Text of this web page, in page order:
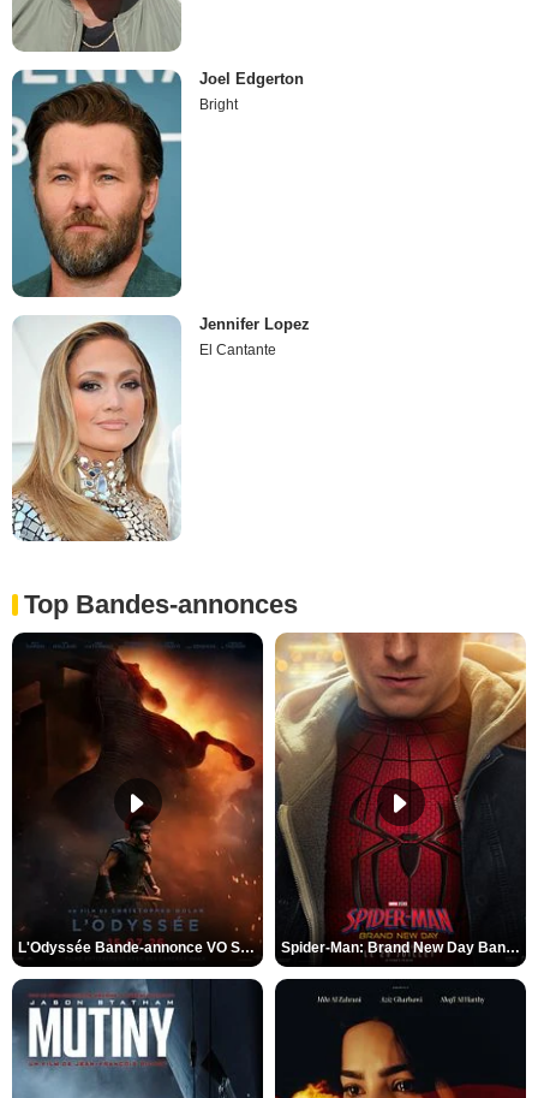
Joel Edgerton
Bright
Jennifer Lopez
El Cantante
Top Bandes-annonces
L'Odyssée Bande-annonce VO STFR Spider-Man: Brand New Day Bande-annonce VO STFR